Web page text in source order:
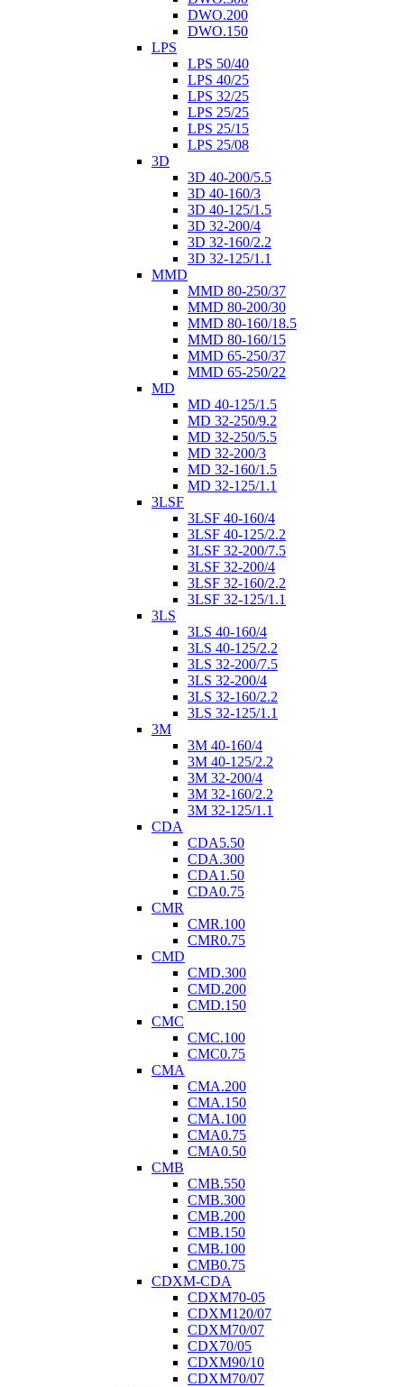
DWO.200
DWO.150
LPS
LPS 50/40
LPS 40/25
LPS 32/25
LPS 25/25
LPS 25/15
LPS 25/08
3D
3D 40-200/5.5
3D 40-160/3
3D 40-125/1.5
3D 32-200/4
3D 32-160/2.2
3D 32-125/1.1
MMD
MMD 80-250/37
MMD 80-200/30
MMD 80-160/18.5
MMD 80-160/15
MMD 65-250/37
MMD 65-250/22
MD
MD 40-125/1.5
MD 32-250/9.2
MD 32-250/5.5
MD 32-200/3
MD 32-160/1.5
MD 32-125/1.1
3LSF
3LSF 40-160/4
3LSF 40-125/2.2
3LSF 32-200/7.5
3LSF 32-200/4
3LSF 32-160/2.2
3LSF 32-125/1.1
3LS
3LS 40-160/4
3LS 40-125/2.2
3LS 32-200/7.5
3LS 32-200/4
3LS 32-160/2.2
3LS 32-125/1.1
3M
3M 40-160/4
3M 40-125/2.2
3M 32-200/4
3M 32-160/2.2
3M 32-125/1.1
CDA
CDA5.50
CDA.300
CDA1.50
CDA0.75
CMR
CMR.100
CMR0.75
CMD
CMD.300
CMD.200
CMD.150
CMC
CMC.100
CMC0.75
CMA
CMA.200
CMA.150
CMA.100
CMA0.75
CMA0.50
CMB
CMB.550
CMB.300
CMB.200
CMB.150
CMB.100
CMB0.75
CDXM-CDA
CDXM70-05
CDXM120/07
CDXM70/07
CDX70/05
CDXM90/10
CDXM70/07